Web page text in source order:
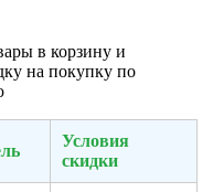
в корзину и
на покупку по
Условия
скидки